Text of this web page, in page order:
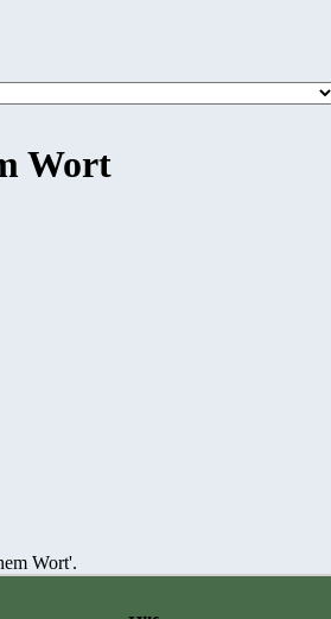
Wort
Wort'.